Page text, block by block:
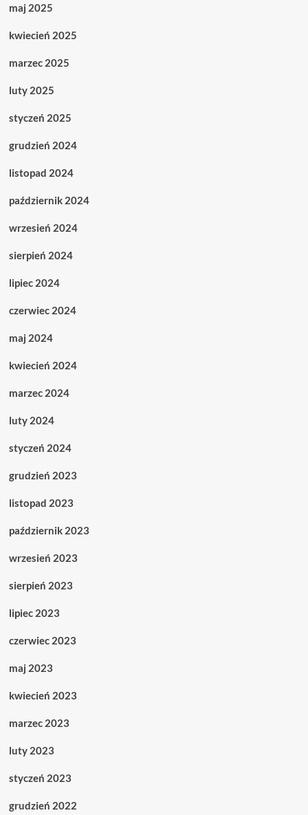
maj 2025
kwiecień 2025
marzec 2025
luty 2025
styczeń 2025
grudzień 2024
listopad 2024
październik 2024
wrzesień 2024
sierpień 2024
lipiec 2024
czerwiec 2024
maj 2024
kwiecień 2024
marzec 2024
luty 2024
styczeń 2024
grudzień 2023
listopad 2023
październik 2023
wrzesień 2023
sierpień 2023
lipiec 2023
czerwiec 2023
maj 2023
kwiecień 2023
marzec 2023
luty 2023
styczeń 2023
grudzień 2022